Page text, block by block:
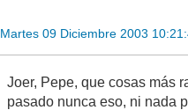
Martes 09 Diciembre 2003
Joer, Pepe, que cosas más
pasado nunca eso, ni nada